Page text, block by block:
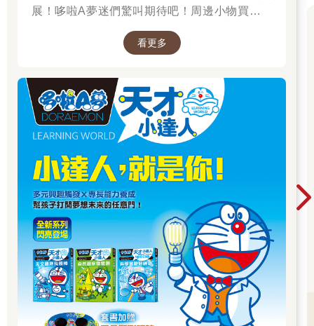
會有這樣的行為？我不是一直有在教嗎？」我們太害怕自己做錯
我們可以藉由「葛瑞的囧日記」，用旁觀者的角度分析，避免自
最新的第十一集《衰神大導演》呈現了許多孩子面臨的關卡。我
讀著其中葛瑞逃避吃蘋果而欺騙媽媽的說謊歷程，不禁回想起自
己如何面對女兒說謊。那次我發現孩子受朋友教唆而侵占我的零
錢後，才在孩子笨拙的謊言中理解到她不懂何謂教唆，也不了解
協助孩子。
孩子說謊的行為其實不可怕。但如果孩子背後沒有一個讓他即使
犯錯也能一起討論反省的後盾，沒有一個可以看懂他困境的大人
──這才是最可怕的。
葛瑞的媽媽忽略了「營養」是孩子不容易接受的概念，於是勸說
吃蘋果的心意成了壓迫，這是親子教養中讓父母備感挫折的部
分。她用檢查蘋果核的方式確認孩子有沒有吃蘋果，讓孩子認為
自己不被信任。葛瑞無法扭轉媽媽的規定，只好說謊來規避。葛
瑞的媽媽也許可以用孩子能理解的方式討論吃水果的好處，經由
展！哆啦A夢迷們驚叫期待吧！周邊小物買起來
看更多